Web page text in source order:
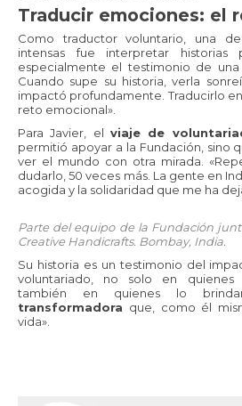
Traducir emociones: el
Como traductor voluntario, una
intensas fue interpretar historias
especialmente el testimonio de
Cuando supe su historia, verla
impactó profundamente. Traducirlo
reto emocional».
Para Javier, el viaje de
permitió apoyar a la Fundación, sino
ver el mundo con otra mirada.
dudarlo, 50 veces más. La gente en
acogida y la solidaridad que me ha
Parte del equipo de la Fundación
Creative Handicrafts. Bombay, India.
Su historia es un testimonio del
voluntariado, no solo en quienes
también en quienes lo
transformadora que, como él
vida».